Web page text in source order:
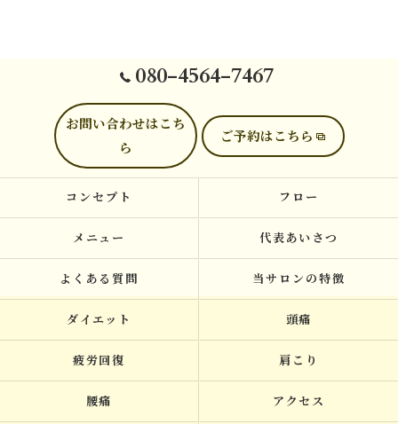
080-4564-7467
お問い合わせはこち
ら
ご予約はこちら
コンセプト フロー
メニュー 代表あいさつ
よくある質問 当サロンの特徴
ダイエット 頭痛
疲労回復 肩こり
腰痛 アクセス